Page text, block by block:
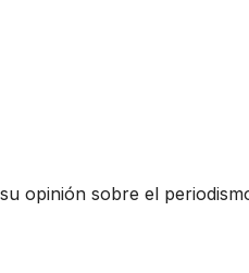
opinión sobre el